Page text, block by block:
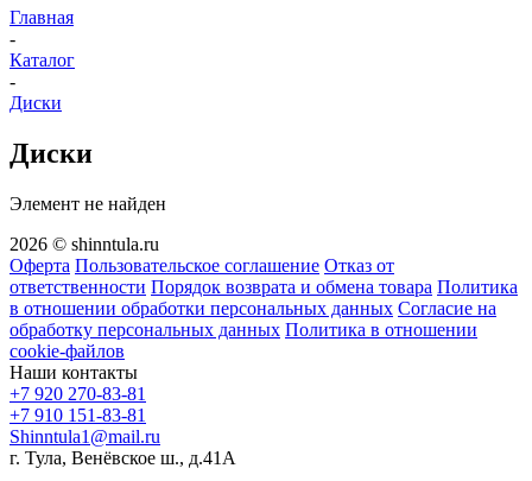
Главная
-
Каталог
-
Диски
Диски
Элемент не найден
2026 © shinntula.ru
Оферта Пользовательское соглашение Отказ от
ответственности Порядок возврата и обмена товара Политика
в отношении обработки персональных данных Согласие на
обработку персональных данных Политика в отношении
cookie-файлов
Наши контакты
+7 920 270-83-81
+7 910 151-83-81
Shinntula1@mail.ru
г. Тула, Венёвское ш., д.41А